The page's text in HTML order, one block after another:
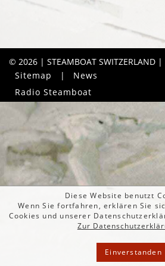
© 2026 | STEAMBOAT SWITZERLAND |
Sitemap
|
News
Radio Steamboat
Diese Website benutzt
Wenn Sie fortfahren, erklären Sie
Cookies und unserer
Zur
Einverstanden